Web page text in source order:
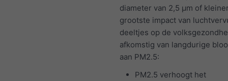
diameter van 2,5 μm of
grootste impact van
deeltjes op de
afkomstig van langdurige
aan PM2.5:
PM2.5 verhoogt het